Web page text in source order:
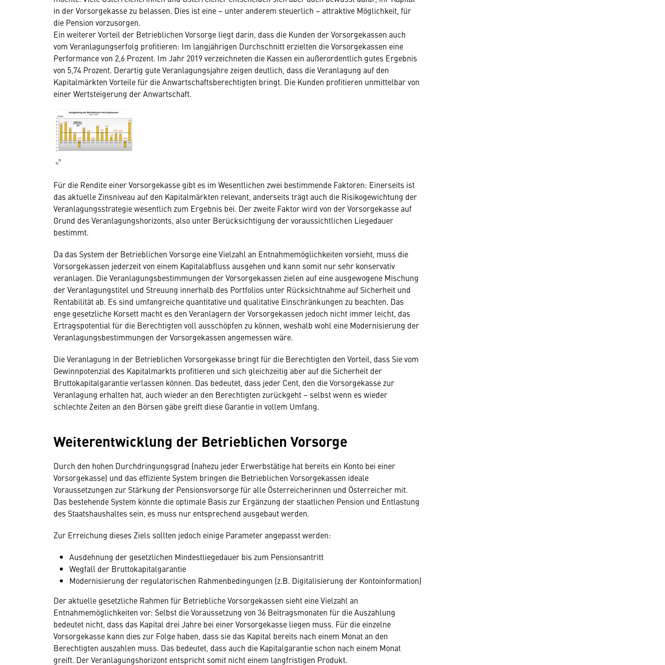
in der Vorsorgekasse zu belassen. Dies ist eine – unter anderem steuerlich – attraktive Möglichkeit, für
die Pension vorzusorgen.
Ein weiterer Vorteil der Betrieblichen Vorsorge liegt darin, dass die Kunden der Vorsorgekassen auch
vom Veranlagungserfolg profitieren: Im langjährigen Durchschnitt erzielten die Vorsorgekassen eine
Performance von 2,6 Prozent. Im Jahr 2019 verzeichneten die Kassen ein außerordentlich gutes Ergebnis
von 5,74 Prozent. Derartig gute Veranlagungsjahre zeigen deutlich, dass die Veranlagung auf den
Kapitalmärkten Vorteile für die Anwartschaftsberechtigten bringt. Die Kunden profitieren unmittelbar von
einer Wertsteigerung der Anwartschaft.
Für die Rendite einer Vorsorgekasse gibt es im Wesentlichen zwei bestimmende Faktoren: Einerseits ist
das aktuelle Zinsniveau auf den Kapitalmärkten relevant, anderseits trägt auch die Risikogewichtung der
Veranlagungsstrategie wesentlich zum Ergebnis bei. Der zweite Faktor wird von der Vorsorgekasse auf
Grund des Veranlagungshorizonts, also unter Berücksichtigung der voraussichtlichen Liegedauer
bestimmt.
Da das System der Betrieblichen Vorsorge eine Vielzahl an Entnahmemöglichkeiten vorsieht, muss die
Vorsorgekassen jederzeit von einem Kapitalabfluss ausgehen und kann somit nur sehr konservativ
veranlagen. Die Veranlagungsbestimmungen der Vorsorgekassen zielen auf eine ausgewogene Mischung
der Veranlagungstitel und Streuung innerhalb des Portfolios unter Rücksichtnahme auf Sicherheit und
Rentabilität ab. Es sind umfangreiche quantitative und qualitative Einschränkungen zu beachten. Das
enge gesetzliche Korsett macht es den Veranlagern der Vorsorgekassen jedoch nicht immer leicht, das
Ertragspotential für die Berechtigten voll ausschöpfen zu können, weshalb wohl eine Modernisierung der
Veranlagungsbestimmungen der Vorsorgekassen angemessen wäre.
Die Veranlagung in der Betrieblichen Vorsorgekasse bringt für die Berechtigten den Vorteil, dass Sie vom
Gewinnpotenzial des Kapitalmarkts profitieren und sich gleichzeitig aber auf die Sicherheit der
Bruttokapitalgarantie verlassen können. Das bedeutet, dass jeder Cent, den die Vorsorgekasse zur
Veranlagung erhalten hat, auch wieder an den Berechtigten zurückgeht – selbst wenn es wieder
schlechte Zeiten an den Börsen gäbe greift diese Garantie in vollem Umfang.
Weiterentwicklung der Betrieblichen Vorsorge
Durch den hohen Durchdringungsgrad (nahezu jeder Erwerbstätige hat bereits ein Konto bei einer
Vorsorgekasse) und das effiziente System bringen die Betrieblichen Vorsorgekassen ideale
Voraussetzungen zur Stärkung der Pensionsvorsorge für alle Österreicherinnen und Österreicher mit.
Das bestehende System könnte die optimale Basis zur Ergänzung der staatlichen Pension und Entlastung
des Staatshaushaltes sein, es muss nur entsprechend ausgebaut werden.
Zur Erreichung dieses Ziels sollten jedoch einige Parameter angepasst werden:
Ausdehnung der gesetzlichen Mindestliegedauer bis zum Pensionsantritt
Wegfall der Bruttokapitalgarantie
Modernisierung der regulatorischen Rahmenbedingungen (z.B. Digitalisierung der Kontoinformation)
Der aktuelle gesetzliche Rahmen für Betriebliche Vorsorgekassen sieht eine Vielzahl an
Entnahmemöglichkeiten vor: Selbst die Voraussetzung von 36 Beitragsmonaten für die Auszahlung
bedeutet nicht, dass das Kapital drei Jahre bei einer Vorsorgekasse liegen muss. Für die einzelne
Vorsorgekasse kann dies zur Folge haben, dass sie das Kapital bereits nach einem Monat an den
Berechtigten auszahlen muss. Das bedeutet, dass auch die Kapitalgarantie schon nach einem Monat
greift. Der Veranlagungshorizont entspricht somit nicht einem langfristigen Produkt.